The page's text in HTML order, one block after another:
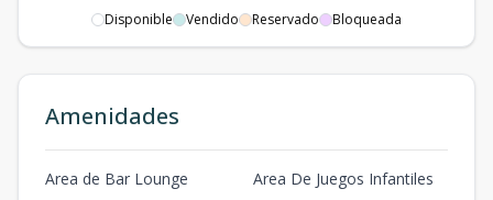
Disponible Vendido Reservado Bloqueada
Amenidades
Area de Bar Lounge
Area De Juegos Infantiles